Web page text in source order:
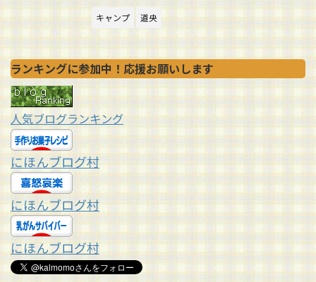
キャンプ 道央
ランキングに参加中！応援お願いします
人気ブログランキング
にほんブログ村
にほんブログ村
にほんブログ村